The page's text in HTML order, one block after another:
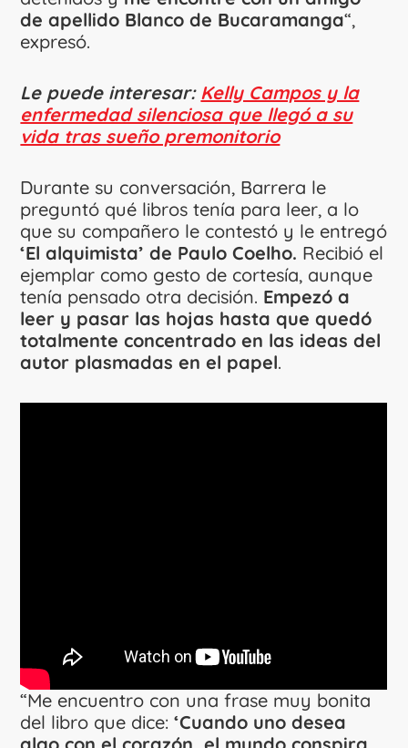
de apellido Blanco de Bucaramanga“,
expresó.
Le puede interesar: Kelly Campos y la
enfermedad silenciosa que llegó a su
vida tras sueño premonitorio
Durante su conversación, Barrera le
preguntó qué libros tenía para leer, a lo
que su compañero le contestó y le entregó
‘El alquimista’ de Paulo Coelho. Recibió el
ejemplar como gesto de cortesía, aunque
tenía pensado otra decisión. Empezó a
leer y pasar las hojas hasta que quedó
totalmente concentrado en las ideas del
autor plasmadas en el papel.
“Me encuentro con una frase muy bonita
del libro que dice: ‘Cuando uno desea